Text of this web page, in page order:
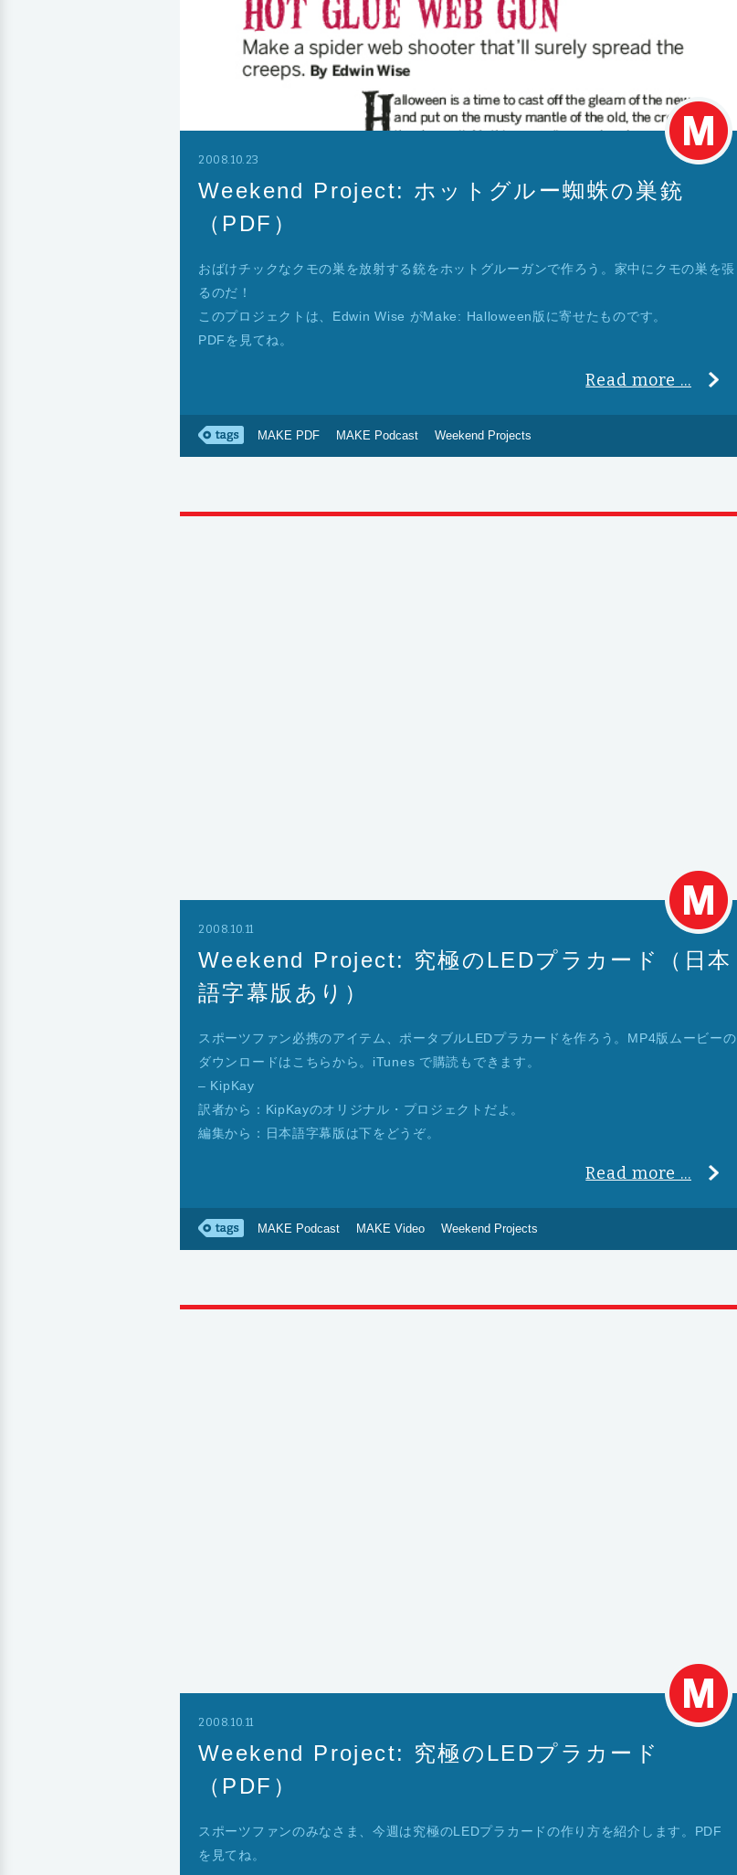
2008.10.23
Weekend Project: ホットグルー蜘蛛の巣銃
（PDF）
おばけチックなクモの巣を放射する銃をホットグルーガンで作ろう。家中にクモの巣を張
るのだ！
このプロジェクトは、Edwin Wise がMake: Halloween版に寄せたものです。
PDFを見てね。
Read more ...
MAKE PDF MAKE Podcast Weekend Projects
2008.10.11
Weekend Project: 究極のLEDプラカード（日本
語字幕版あり）
スポーツファン必携のアイテム、ポータブルLEDプラカードを作ろう。MP4版ムービーの
ダウンロードはこちらから。iTunes で購読もできます。
– KipKay
訳者から：KipKayのオリジナル・プロジェクトだよ。
編集から：日本語字幕版は下をどうぞ。
Read more ...
MAKE Podcast MAKE Video Weekend Projects
2008.10.11
Weekend Project: 究極のLEDプラカード
（PDF）
スポーツファンのみなさま、今週は究極のLEDプラカードの作り方を紹介します。PDF
を見てね。